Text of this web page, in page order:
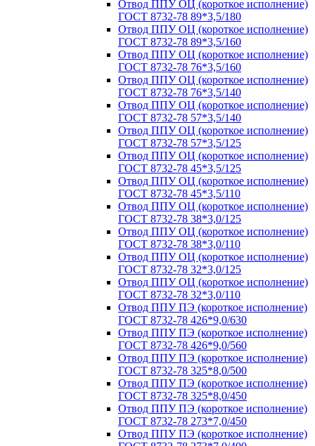
Отвод ППУ ОЦ (короткое исполнение)
ГОСТ 8732-78 89*3,5/180
Отвод ППУ ОЦ (короткое исполнение)
ГОСТ 8732-78 89*3,5/160
Отвод ППУ ОЦ (короткое исполнение)
ГОСТ 8732-78 76*3,5/160
Отвод ППУ ОЦ (короткое исполнение)
ГОСТ 8732-78 76*3,5/140
Отвод ППУ ОЦ (короткое исполнение)
ГОСТ 8732-78 57*3,5/140
Отвод ППУ ОЦ (короткое исполнение)
ГОСТ 8732-78 57*3,5/125
Отвод ППУ ОЦ (короткое исполнение)
ГОСТ 8732-78 45*3,5/125
Отвод ППУ ОЦ (короткое исполнение)
ГОСТ 8732-78 45*3,5/110
Отвод ППУ ОЦ (короткое исполнение)
ГОСТ 8732-78 38*3,0/125
Отвод ППУ ОЦ (короткое исполнение)
ГОСТ 8732-78 38*3,0/110
Отвод ППУ ОЦ (короткое исполнение)
ГОСТ 8732-78 32*3,0/125
Отвод ППУ ОЦ (короткое исполнение)
ГОСТ 8732-78 32*3,0/110
Отвод ППУ ПЭ (короткое исполнение)
ГОСТ 8732-78 426*9,0/630
Отвод ППУ ПЭ (короткое исполнение)
ГОСТ 8732-78 426*9,0/560
Отвод ППУ ПЭ (короткое исполнение)
ГОСТ 8732-78 325*8,0/500
Отвод ППУ ПЭ (короткое исполнение)
ГОСТ 8732-78 325*8,0/450
Отвод ППУ ПЭ (короткое исполнение)
ГОСТ 8732-78 273*7,0/450
Отвод ППУ ПЭ (короткое исполнение)